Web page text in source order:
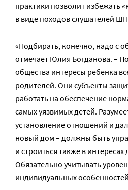
практики позволит избежать
в виде походов слушателей
«Подбирать, конечно, надо с
отмечает Юлия Богданова. –
общества интересы ребенка
родителей. Они субъекты
работать на обеспечение
самых уязвимых детей.
установление отношений и
новый дом – должны быть
и строиться также в
Обязательно учитывать
индивидуальных